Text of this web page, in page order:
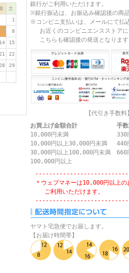
土
1
7 8
14 15
21 22
28 29
銀行がご利用いただけます。
※銀行振込は、お振込み確認後の商
※コンビニ支払いは、メールにて払
お近くのコンビニエンスストアに
こちらも確認後の発送となります
【代引き手数料
お買上げ金額合計
手数
10,000円未満
330
10,000円以上30,000円未満
440
30,000円以上100,000円未満660
100,000円以上
＊ウェブマネーは10,000円以上の
ご利用いただけます。
ヤマト宅急便でお届します。
【お届け時間帯】